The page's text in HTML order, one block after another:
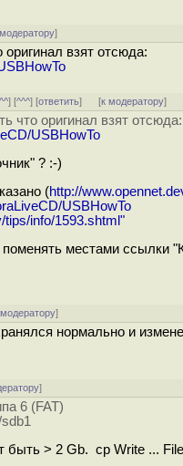
]
взят отсюда:
^^] [^^^] [ответить] [к модератору]
что оригинал взят отсюда:
USBHowTo
? :-)
(http://
USBHowTo
tips/info/1593.shtml"
местами ссылки
]
нормально и
]
6 (FAT)
быть > 2 Gb. cp Write ...